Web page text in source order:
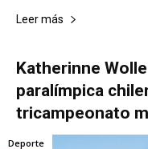
Leer más
Katherinne
paralímpica
tricampeonato
Deporte